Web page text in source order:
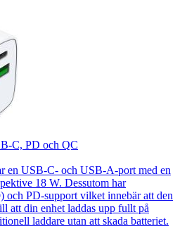
C, PD och QC
en USB-C- och USB-A-port med en
18 W. Dessutom har
och PD-support vilket innebär att den
att din enhet laddas upp fullt på
laddare utan att skada batteriet.